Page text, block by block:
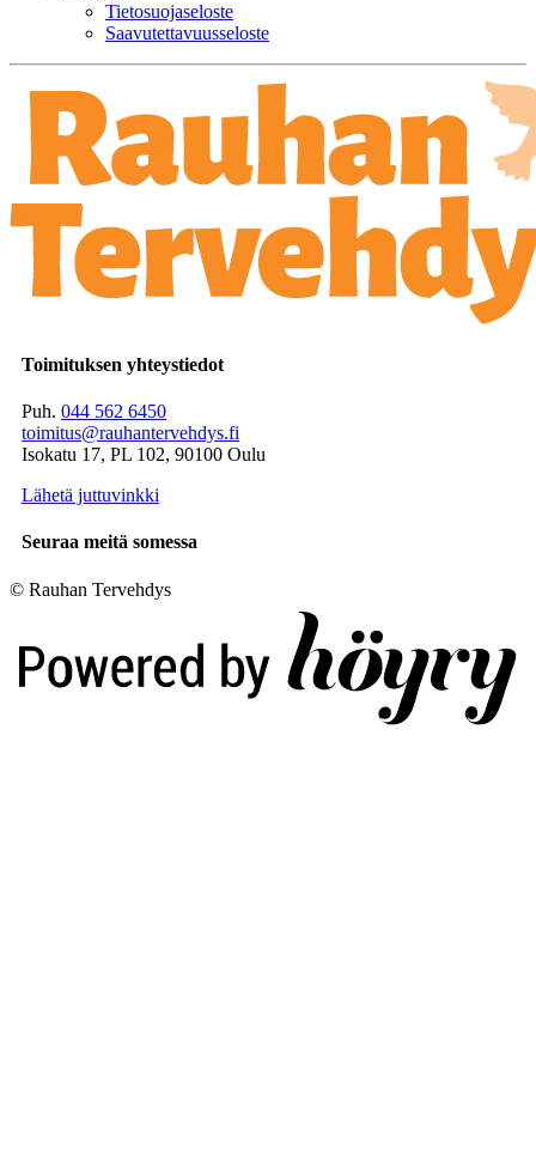
Tietosuojaseloste
Saavutettavuusseloste
Toimituksen yhteystiedot
Puh. 044 562 6450
toimitus@rauhantervehdys.fi
Isokatu 17, PL 102, 90100 Oulu
Lähetä juttuvinkki
Seuraa meitä somessa
© Rauhan Tervehdys